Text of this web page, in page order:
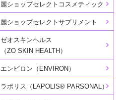
麗ショップセレクトコスメティック
麗ショップセレクトサプリメント
ゼオスキンヘルス
（ZO SKIN HEALTH）
エンビロン（ENVIRON）
ラポリス（LAPOLIS® PARSONAL）